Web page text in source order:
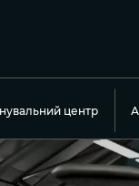
центр